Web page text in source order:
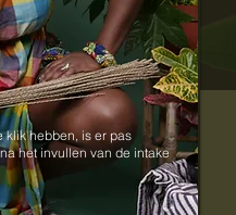
klik hebben, is er pas
het invullen van de intake